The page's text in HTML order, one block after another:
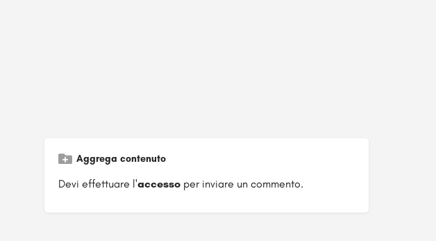
Aggrega contenuto
Devi effettuare l'accessoper inviare un commento.